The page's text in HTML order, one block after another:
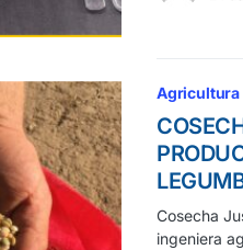
Agricultura
Cosecha
ingeniera